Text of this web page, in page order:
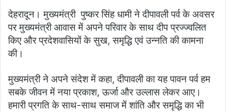
देहरादून। मुख्यमंत्री पुष्कर सिंह धामी ने दीपावली पर्व के अवसर
पर मुख्यमंत्री आवास में अपने परिवार के साथ दीप प्रज्ज्वलित
किए और प्रदेशवासियों के सुख, समृद्धि एवं उन्नति की कामना
की।
मुख्यमंत्री ने अपने संदेश में कहा, दीपावली का यह पावन पर्व हम
सबके जीवन में नया प्रकाश, ऊर्जा और उल्लास लेकर आए।
हमारी प्रगति के साथ-साथ समाज में शांति और समृद्धि का भी